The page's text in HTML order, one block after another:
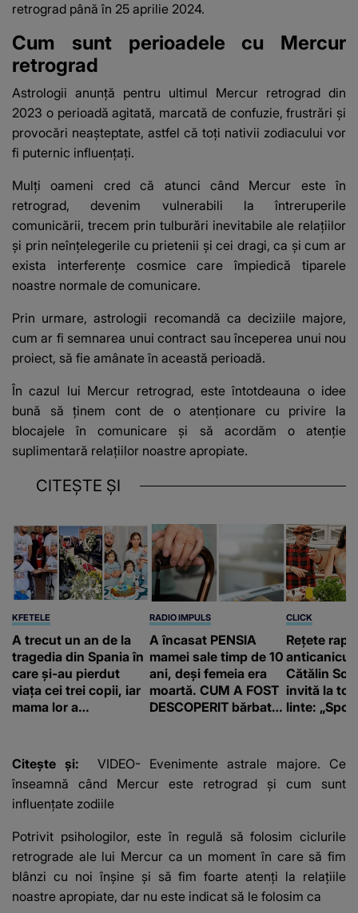
retrograd până în 25 aprilie 2024.
Cum sunt perioadele cu Mercur
retrograd
Astrologii anunță pentru ultimul Mercur retrograd din
2023 o perioadă agitată, marcată de confuzie, frustrări și
provocări neașteptate, astfel că toți nativii zodiacului vor
fi puternic influențați.
Mulți oameni cred că atunci când Mercur este în
retrograd, devenim vulnerabili la întreruperile
comunicării, trecem prin tulburări inevitabile ale relațiilor
și prin neînțelegerile cu prietenii și cei dragi, ca și cum ar
exista interferențe cosmice care împiedică tiparele
noastre normale de comunicare.
Prin urmare, astrologii recomandă ca deciziile majore,
cum ar fi semnarea unui contract sau începerea unui nou
proiect, să fie amânate în această perioadă.
În cazul lui Mercur retrograd, este întotdeauna o idee
bună să ținem cont de o atenționare cu privire la
blocajele în comunicare și să acordăm o atenție
suplimentară relațiilor noastre apropiate.
CITEȘTE ȘI
KFETELE
A trecut un an de la
tragedia din Spania în
care și-au pierdut
viața cei trei copii, iar
mama lor a…
RADIO IMPULS
A încasat PENSIA
mamei sale timp de 10
ani, deși femeia era
moartă. CUM A FOST
DESCOPERIT bărbatul
banii obținuți? SUMA
E COLOSALĂ
CLICK
Rețete
Cătălin
invită la
linte: „Spor
Citește și: VIDEO- Evenimente astrale majore. Ce
înseamnă când Mercur este retrograd și cum sunt
influențate zodiile
Potrivit psihologilor, este în regulă să folosim ciclurile
retrograde ale lui Mercur ca un moment în care să fim
blânzi cu noi înșine și să fim foarte atenți la relațiile
noastre apropiate, dar nu este indicat să le folosim ca